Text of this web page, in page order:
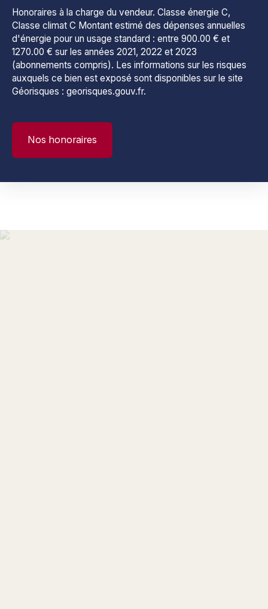
Honoraires à la charge du vendeur. Classe énergie C,
Classe climat C Montant estimé des dépenses annuelles
d'énergie pour un usage standard : entre 900.00 € et
1270.00 € sur les années 2021, 2022 et 2023
(abonnements compris). Les informations sur les risques
auxquels ce bien est exposé sont disponibles sur le site
Géorisques : georisques.gouv.fr.
Nos honoraires